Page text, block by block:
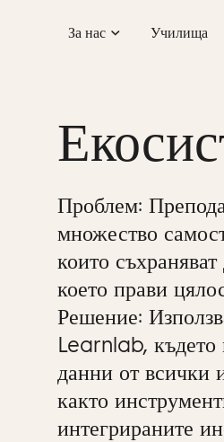
За нас Училища
Проблем:
множество
които
което прави
Решение:
Learnlab, където
данни от всички
както
интегрираните